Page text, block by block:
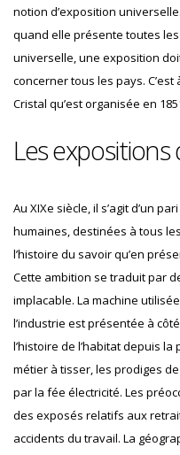
notion d’exposition
quand elle présente toutes
universelle, une exposition
concerner tous les pays.
Cristal qu’est organisée en
Les expositions
Au XIXe siècle, il s’agit d’un
humaines, destinées à tous
l’histoire du savoir qu’en
Cette ambition se traduit par
implacable. La machine
l’industrie est présentée à
l’histoire de l’habitat depuis
métier à tisser, les prodiges
par la fée électricité. Les
des exposés relatifs aux
accidents du travail. La